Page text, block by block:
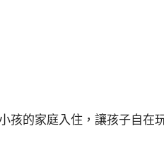
孩的家庭入住，讓孩子自在